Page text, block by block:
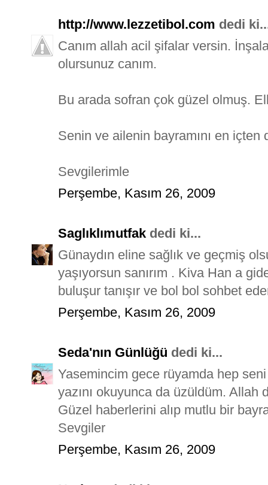
http://www.lezzetibol.com dedi
Canım allah acil şifalar versin.
olursunuz canım.
Bu arada sofran çok güzel olmuş.
Senin ve ailenin bayramını en
Sevgilerimle
Perşembe, Kasım 26, 2009
Saglıklımutfak dedi ki...
Günaydın eline sağlık ve geçmiş
yaşıyorsun sanırım . Kiva Han a
buluşur tanışır ve bol bol sohbet
Perşembe, Kasım 26, 2009
Seda'nın Günlüğü dedi ki...
Yasemincim gece rüyamda hep
yazını okuyunca da üzüldüm.
Güzel haberlerini alıp mutlu bir
Sevgiler
Perşembe, Kasım 26, 2009